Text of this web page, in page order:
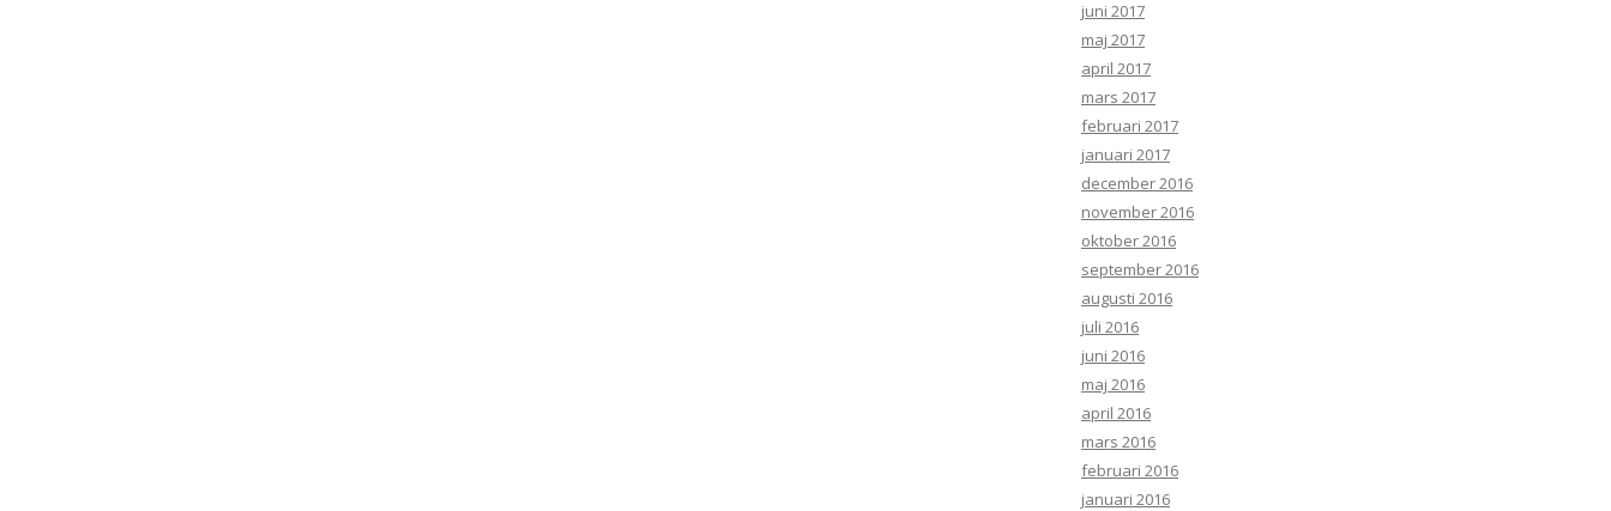
juni 2017
maj 2017
april 2017
mars 2017
februari 2017
januari 2017
december 2016
november 2016
oktober 2016
september 2016
augusti 2016
juli 2016
juni 2016
maj 2016
april 2016
mars 2016
februari 2016
januari 2016